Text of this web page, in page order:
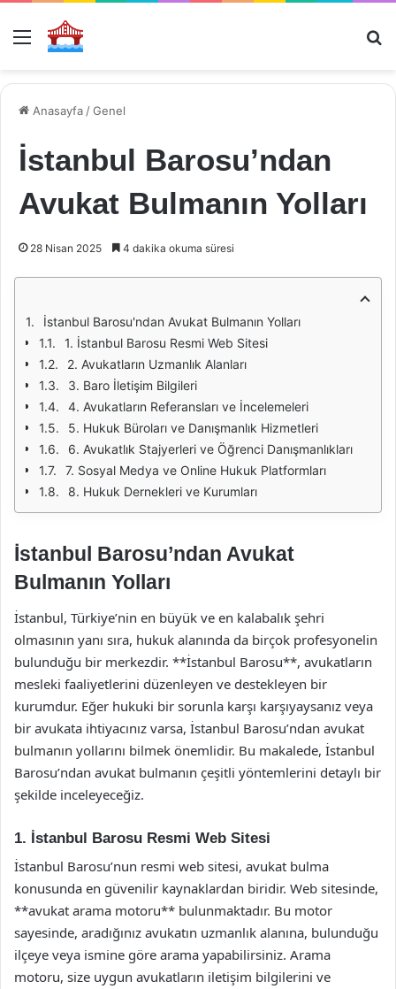
Menü
Anasayfa /Genel
İstanbul Barosu’ndan
Avukat Bulmanın Yolları
28 Nisan 2025 4 dakika okuma süresi
İstanbul Barosu'ndan Avukat Bulmanın Yolları
1. İstanbul Barosu Resmi Web Sitesi
2. Avukatların Uzmanlık Alanları
3. Baro İletişim Bilgileri
4. Avukatların Referansları ve İncelemeleri
5. Hukuk Büroları ve Danışmanlık Hizmetleri
6. Avukatlık Stajyerleri ve Öğrenci Danışmanlıkları
7. Sosyal Medya ve Online Hukuk Platformları
8. Hukuk Dernekleri ve Kurumları
İstanbul Barosu’ndan Avukat
Bulmanın Yolları
İstanbul, Türkiye’nin en büyük ve en kalabalık şehri
olmasının yanı sıra, hukuk alanında da birçok profesyonelin
bulunduğu bir merkezdir. **İstanbul Barosu**, avukatların
mesleki faaliyetlerini düzenleyen ve destekleyen bir
kurumdur. Eğer hukuki bir sorunla karşı karşıyaysanız veya
bir avukata ihtiyacınız varsa, İstanbul Barosu’ndan avukat
bulmanın yollarını bilmek önemlidir. Bu makalede, İstanbul
Barosu’ndan avukat bulmanın çeşitli yöntemlerini detaylı bir
şekilde inceleyeceğiz.
1. İstanbul Barosu Resmi Web Sitesi
İstanbul Barosu’nun resmi web sitesi, avukat bulma
konusunda en güvenilir kaynaklardan biridir. Web sitesinde,
**avukat arama motoru** bulunmaktadır. Bu motor
sayesinde, aradığınız avukatın uzmanlık alanına, bulunduğu
ilçeye veya ismine göre arama yapabilirsiniz. Arama
motoru, size uygun avukatların iletişim bilgilerini ve